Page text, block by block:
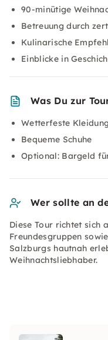
90-minütige
Betreuung durch
Kulinarische
Einblicke in
Was Du zur
Wetterfeste Kleidung
Bequeme Schuhe
Optional: Bargeld
Wer sollte an
Diese Tour richtet sich
Freundesgruppen
Salzburgs hautnah
Weihnachtsliebhaber.